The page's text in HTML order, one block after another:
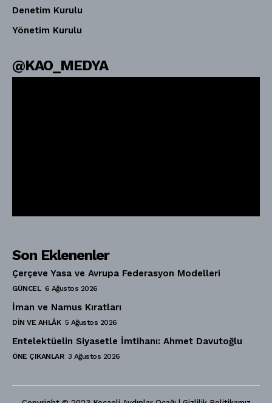
Denetim Kurulu
Yönetim Kurulu
@KAO_MEDYA
Son Eklenenler
Çerçeve Yasa ve Avrupa Federasyon Modelleri
GÜNCEL 6 Ağustos 2026
İman ve Namus Kıratları
DIN VE AHLÂK 5 Ağustos 2026
Entelektüelin Siyasetle İmtihanı: Ahmet Davutoğlu
ÖNE ÇIKANLAR 3 Ağustos 2026